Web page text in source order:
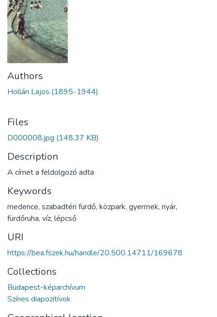
Authors
Hollán Lajos (1895-1944)
Files
D000008.jpg (148.37 KB)
Description
A címet a feldolgozó adta
Keywords
medence, szabadtéri fürdő, közpark, gyermek, nyár,
fürdőruha, víz, lépcső
URI
https://bea.fszek.hu/handle/20.500.14711/169678
Collections
Budapest-képarchívum
Színes diapozitívok